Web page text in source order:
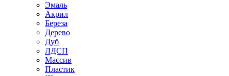
Эмаль
Акрил
Береза
Дерево
Дуб
ЛДСП
Массив
Пластик